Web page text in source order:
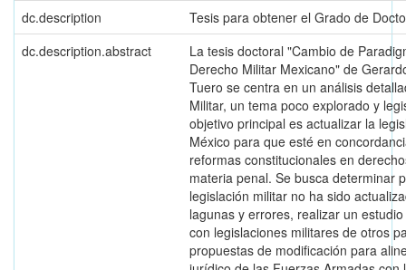
dc.description
Tesis para obtener el Grado de
dc.description.abstract
La tesis doctoral "Cambio de
Derecho Militar Mexicano" de
Tuero se centra en un análisis
Militar, un tema poco explorado y
objetivo principal es actualizar la
México para que esté en
reformas constitucionales en
materia penal. Se busca determinar
legislación militar no ha sido
lagunas y errores, realizar un
con legislaciones militares de otros
propuestas de modificación para